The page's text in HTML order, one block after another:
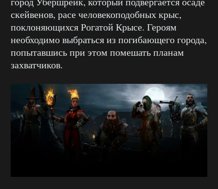
скейвенов, расе человекоподобных крыс,
поклоняющихся Рогатой Крысе. Героям
необходимо выбраться из погибающего города,
попытавшись при этом помешать планам
захватчиков.